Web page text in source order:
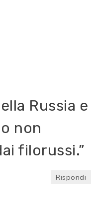
Russia e
non
filorussi.”
Rispondi